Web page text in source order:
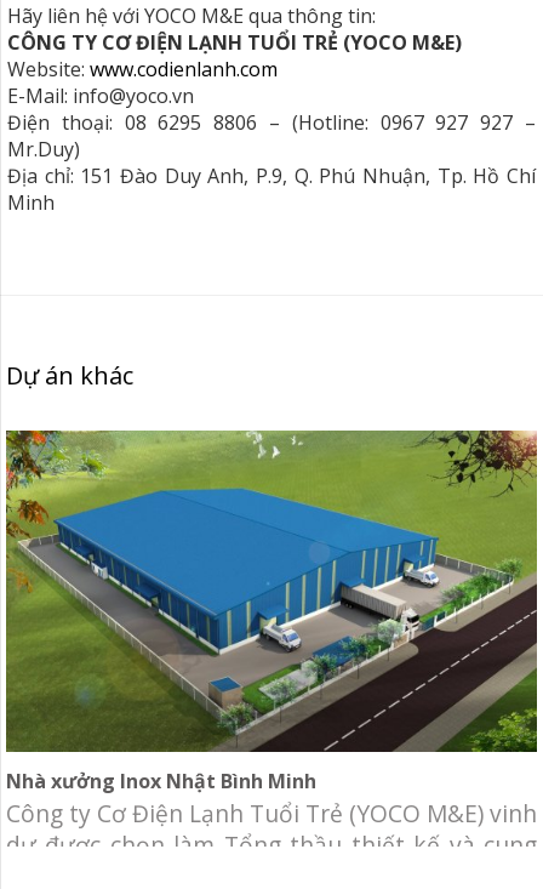
Hãy liên hệ với YOCO M&E qua thông tin:
CÔNG TY CƠ ĐIỆN LẠNH TUỔI TRẺ (YOCO M&E)
Website: www.codienlanh.com
E-Mail: info@yoco.vn
Điện thoại: 08 6295 8806 – (Hotline: 0967 927 927 –
Mr.Duy)
Địa chỉ: 151 Đào Duy Anh, P.9, Q. Phú Nhuận, Tp. Hồ Chí
Minh
Dự án khác
Nhà xưởng Inox Nhật Bình Minh
Công ty Cơ Điện Lạnh Tuổi Trẻ (YOCO M&E) vinh
dự được chọn làm Tổng thầu thiết kế và cung